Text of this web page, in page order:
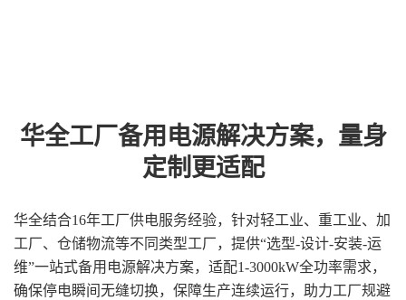
华全工厂备用电源解决方案，量身
定制更适配
华全结合16年工厂供电服务经验，针对轻工业、重工业、加
工厂、仓储物流等不同类型工厂，提供“选型-设计-安装-运
维”一站式备用电源解决方案，适配1-3000kW全功率需求，
确保停电瞬间无缝切换，保障生产连续运行，助力工厂规避